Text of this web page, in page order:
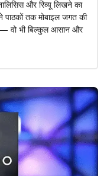
और रिव्यू लिखने का
तक मोबाइल जगत की
वो भी बिल्कुल आसान और